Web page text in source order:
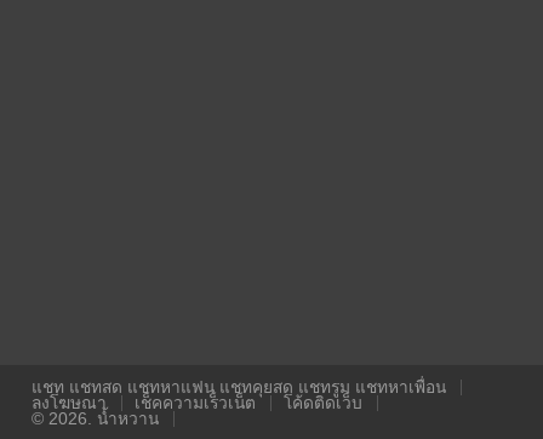
แชท แชทสด แชทหาแฟน แชทคุยสด แชทรูม แชทหาเพื่อน
ลงโฆษณา
เช็คความเร็วเน็ต
โค้ดติดเว็บ
© 2026. น้ำหวาน